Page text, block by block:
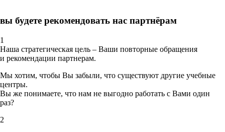
вы будете рекомендовать нас партнёрам
1
Наша стратегическая цель – Ваши повторные обращения
и рекомендации партнерам.
Мы хотим, чтобы Вы забыли, что существуют другие учебные
центры.
Вы же понимаете, что нам не выгодно работать с Вами один
раз?
2